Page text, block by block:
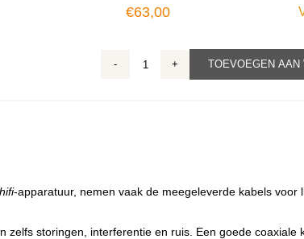
€63,00
TOEVOEGEN AAN
hifi-apparatuur, nemen vaak de meegeleverde kabels voor
storingen, interferentie en ruis. Een goede coaxiale